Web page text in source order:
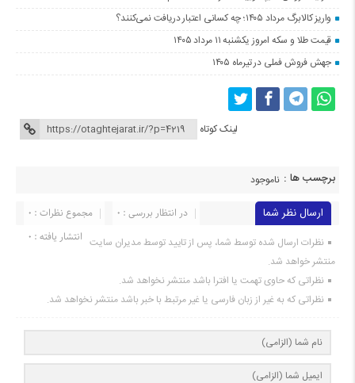
واریز کالابرگ مرداد ۱۴۰۵؛ چه کسانی اعتبار دریافت نمی‌کنند؟
قیمت طلا و سکه امروز یکشنبه ۱۱ مرداد ۱۴۰۵
جهش فروش فملی در تیرماه ۱۴۰۵
لینک کوتاه
برچسب ها : ناموجود
ارسال نظر شما مجموع نظرات : 0
در انتظار بررسی : 0
انتشار یافته : 0 نظرات ارسال شده توسط شما، پس از تایید توسط مدیران سایت
منتشر خواهد شد.
نظراتی که حاوی تهمت یا افترا باشد منتشر نخواهد شد.
نظراتی که به غیر از زبان فارسی یا غیر مرتبط با خبر باشد منتشر نخواهد شد.